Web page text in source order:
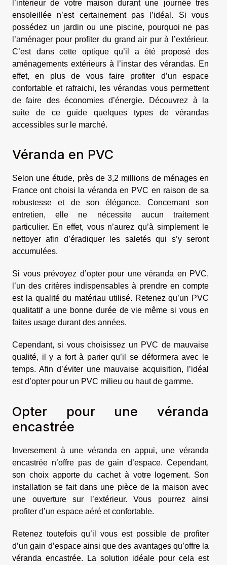
l’intérieur de votre maison durant une journée très
ensoleillée n’est certainement pas l’idéal. Si vous
possédez un jardin ou une piscine, pourquoi ne pas
l’aménager pour profiter du grand air pur à l’extérieur.
C’est dans cette optique qu’il a été proposé des
aménagements extérieurs à l’instar des vérandas. En
effet, en plus de vous faire profiter d’un espace
confortable et rafraichi, les vérandas vous permettent
de faire des économies d’énergie. Découvrez à la
suite de ce guide quelques types de vérandas
accessibles sur le marché.
Véranda en PVC
Selon une étude, près de 3,2 millions de ménages en
France ont choisi la véranda en PVC en raison de sa
robustesse et de son élégance. Concernant son
entretien, elle ne nécessite aucun traitement
particulier. En effet, vous n’aurez qu’à simplement le
nettoyer afin d’éradiquer les saletés qui s’y seront
accumulées.
Si vous prévoyez d’opter pour une véranda en PVC,
l’un des critères indispensables à prendre en compte
est la qualité du matériau utilisé. Retenez qu’un PVC
qualitatif a une bonne durée de vie même si vous en
faites usage durant des années.
Cependant, si vous choisissez un PVC de mauvaise
qualité, il y a fort à parier qu’il se déformera avec le
temps. Afin d’éviter une mauvaise acquisition, l’idéal
est d’opter pour un PVC milieu ou haut de gamme.
Opter pour une véranda
encastrée
Inversement à une véranda en appui, une véranda
encastrée n’offre pas de gain d’espace. Cependant,
son choix apporte du cachet à votre logement. Son
installation se fait dans une pièce de la maison avec
une ouverture sur l’extérieur. Vous pourrez ainsi
profiter d’un espace aéré et confortable.
Retenez toutefois qu’il vous est possible de profiter
d’un gain d’espace ainsi que des avantages qu’offre la
véranda encastrée. La solution idéale pour cela est